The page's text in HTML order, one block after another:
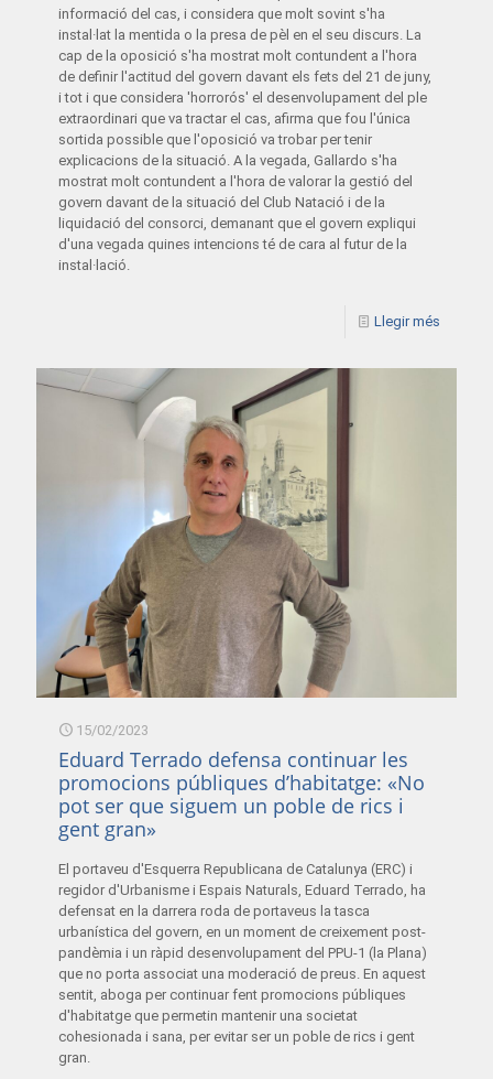
informació del cas, i considera que molt sovint s'ha
instal·lat la mentida o la presa de pèl en el seu discurs. La
cap de la oposició s'ha mostrat molt contundent a l'hora
de definir l'actitud del govern davant els fets del 21 de juny,
i tot i que considera 'horrorós' el desenvolupament del ple
extraordinari que va tractar el cas, afirma que fou l'única
sortida possible que l'oposició va trobar per tenir
explicacions de la situació. A la vegada, Gallardo s'ha
mostrat molt contundent a l'hora de valorar la gestió del
govern davant de la situació del Club Natació i de la
liquidació del consorci, demanant que el govern expliqui
d'una vegada quines intencions té de cara al futur de la
instal·lació.
Llegir més
15/02/2023
Eduard Terrado defensa continuar les
promocions públiques d’habitatge: «No
pot ser que siguem un poble de rics i
gent gran»
El portaveu d'Esquerra Republicana de Catalunya (ERC) i
regidor d'Urbanisme i Espais Naturals, Eduard Terrado, ha
defensat en la darrera roda de portaveus la tasca
urbanística del govern, en un moment de creixement post-
pandèmia i un ràpid desenvolupament del PPU-1 (la Plana)
que no porta associat una moderació de preus. En aquest
sentit, aboga per continuar fent promocions públiques
d'habitatge que permetin mantenir una societat
cohesionada i sana, per evitar ser un poble de rics i gent
gran.